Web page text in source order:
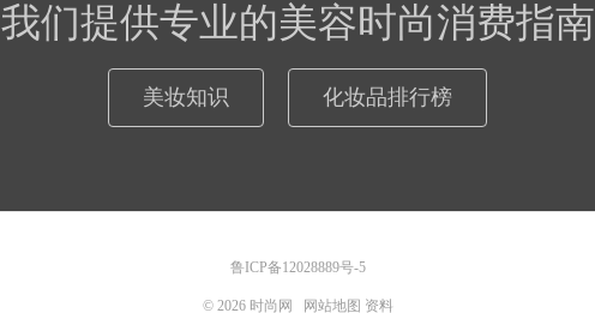
我们提供专业的美容时尚消费指南
美妆知识 化妆品排行榜
鲁ICP备12028889号-5
© 2026 时尚网 网站地图 资料